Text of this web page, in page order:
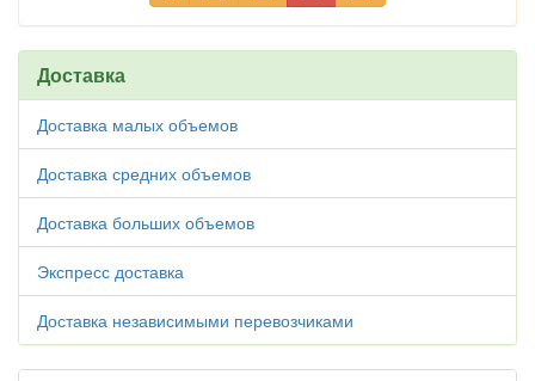
Доставка
Доставка малых объемов
Доставка средних объемов
Доставка больших объемов
Экспресс доставка
Доставка независимыми перевозчиками